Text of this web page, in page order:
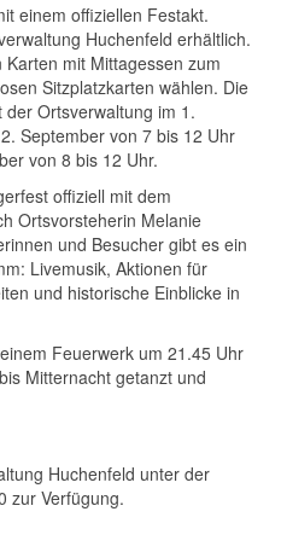
einem offiziellen Festakt.
Huchenfeld erhältlich.
mit Mittagessen zum
Sitzplatzkarten wählen. Die
Ortsverwaltung im 1.
September von 7 bis 12 Uhr
von 8 bis 12 Uhr.
offiziell mit dem
Ortsvorsteherin Melanie
und Besucher gibt es ein
Livemusik, Aktionen für
und historische Einblicke in
Feuerwerk um 21.45 Uhr
Mitternacht getanzt und
Huchenfeld unter der
zur Verfügung.